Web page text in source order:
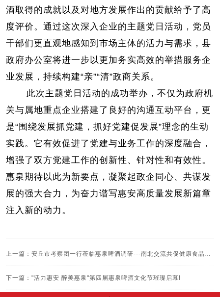
酒取得的成就以及对地方发展作出的贡献给予了高
度评价。通过这次深入企业的主题党日活动，党员
干部们更直观地感知到市场主体的活力与需求，县
政府办公室将进一步以更加务实高效的举措服务企
业发展，持续构建“亲”“清”政商关系。
此次主题党日活动的成功举办，不仅为政府机
关与属地重点企业搭建了良好的沟通互动平台，更
是“围绕发展抓党建，抓好党建促发展”理念的生动
实践。它有效促进了党建与业务工作的深度融合，
增强了双方党建工作的创新性、针对性和有效性。
惠泉期待以此为新要点，凝聚起政企同心、共谋发
展的强大合力，为奋力谱写惠安高质量发展新篇章
注入新的动力。
上一篇 ：安丘市考察团一行莅临惠泉啤酒调研---南北交流共促健康食品产业高质量发展
下一篇 ："活力惠安 醉美惠泉"第四届惠泉啤酒文化节璀璨启幕!